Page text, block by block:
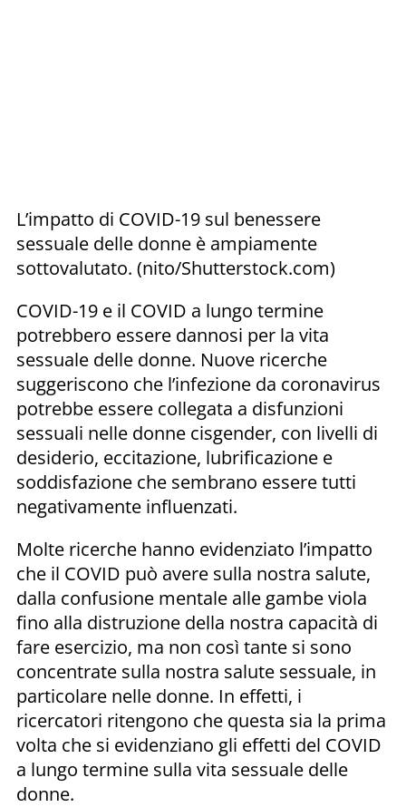
L’impatto di COVID-19 sul benessere
sessuale delle donne è ampiamente
sottovalutato. (nito/Shutterstock.com)
COVID-19 e il COVID a lungo termine
potrebbero essere dannosi per la vita
sessuale delle donne. Nuove ricerche
suggeriscono che l’infezione da coronavirus
potrebbe essere collegata a disfunzioni
sessuali nelle donne cisgender, con livelli di
desiderio, eccitazione, lubrificazione e
soddisfazione che sembrano essere tutti
negativamente influenzati.
Molte ricerche hanno evidenziato l’impatto
che il COVID può avere sulla nostra salute,
dalla confusione mentale alle gambe viola
fino alla distruzione della nostra capacità di
fare esercizio, ma non così tante si sono
concentrate sulla nostra salute sessuale, in
particolare nelle donne. In effetti, i
ricercatori ritengono che questa sia la prima
volta che si evidenziano gli effetti del COVID
a lungo termine sulla vita sessuale delle
donne.